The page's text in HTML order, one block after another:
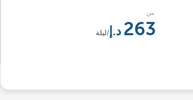
من
263 /ليلة